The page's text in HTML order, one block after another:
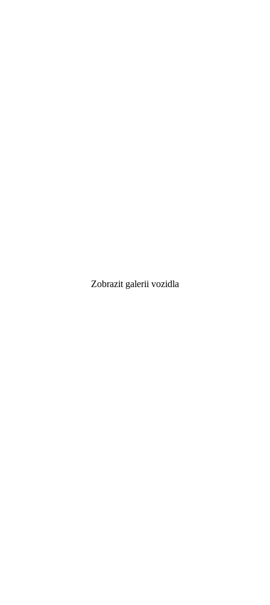
Zobrazit galerii vozidla